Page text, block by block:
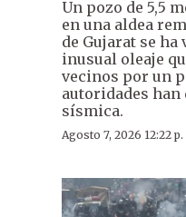
Un pozo de 5,5
en una aldea
de Gujarat se
inusual oleaje
vecinos por un
autoridades
sísmica.
Agosto 7, 2026 12:22 p.